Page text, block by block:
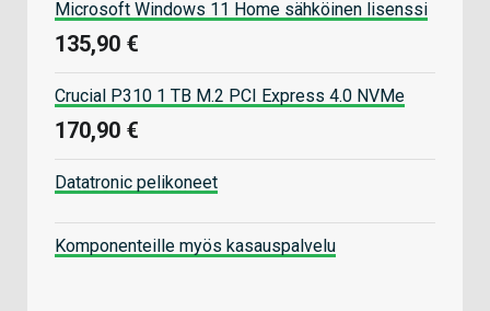
Microsoft Windows 11 Home sähköinen lisenssi
135,90 €
Crucial P310 1 TB M.2 PCI Express 4.0 NVMe
170,90 €
Datatronic pelikoneet
Komponenteille myös kasauspalvelu